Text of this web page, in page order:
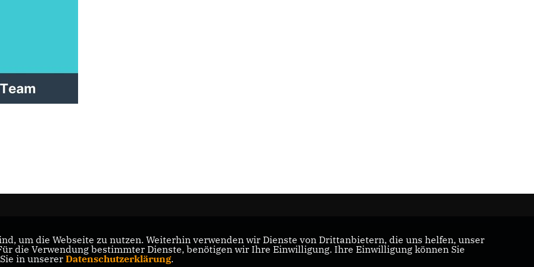
um die Webseite zu nutzen. Weiterhin verwenden wir Dienste von Drittanbietern, die uns helfen, unser
die Verwendung bestimmter Dienste, benötigen wir Ihre Einwilligung. Ihre Einwilligung können Sie
in unserer Datenschutzerklärung.